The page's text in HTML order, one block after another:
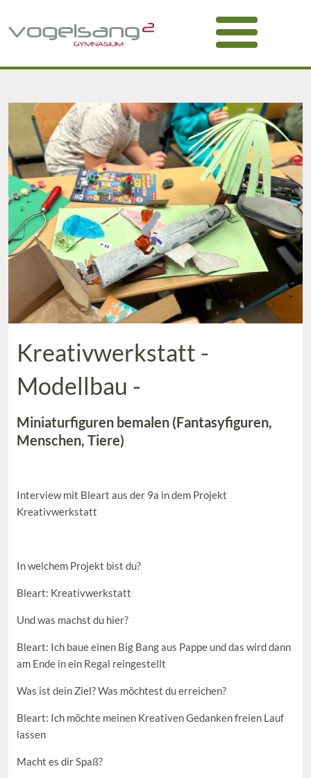
Kreativwerkstatt -
Modellbau -
Miniaturfiguren bemalen (Fantasyfiguren,
Menschen, Tiere)
Interview mit Bleart aus der 9a in dem Projekt
Kreativwerkstatt
In welchem Projekt bist du?
Bleart: Kreativwerkstatt
Und was machst du hier?
Bleart: Ich baue einen Big Bang aus Pappe und das wird dann
am Ende in ein Regal reingestellt
Was ist dein Ziel? Was möchtest du erreichen?
Bleart: Ich möchte meinen Kreativen Gedanken freien Lauf
lassen
Macht es dir Spaß?